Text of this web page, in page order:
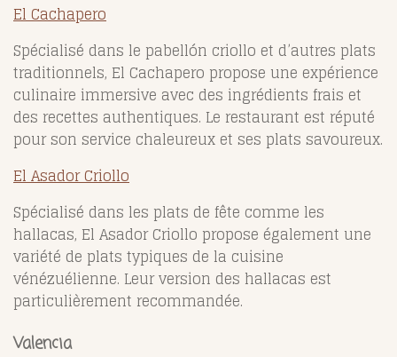
El Cachapero
Spécialisé dans le pabellón criollo et d’autres plats
traditionnels, El Cachapero propose une expérience
culinaire immersive avec des ingrédients frais et
des recettes authentiques. Le restaurant est réputé
pour son service chaleureux et ses plats savoureux.
El Asador Criollo
Spécialisé dans les plats de fête comme les
hallacas, El Asador Criollo propose également une
variété de plats typiques de la cuisine
vénézuélienne. Leur version des hallacas est
particulièrement recommandée.
Valencia